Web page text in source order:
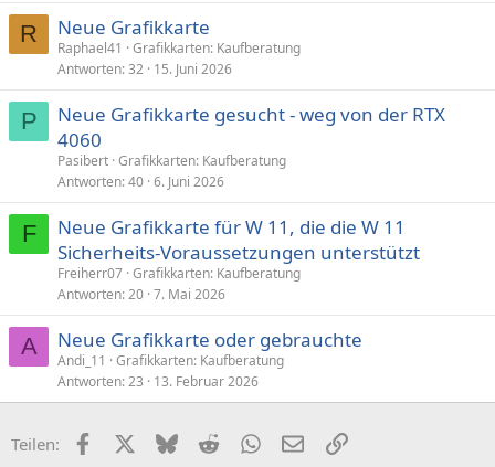
R Neue Grafikkarte
Raphael41
Grafikkarten: Kaufberatung
Antworten 32 15. Juni 2026
P
Neue Grafikkarte gesucht - weg von der RTX
4060
Pasibert Grafikkarten: Kaufberatung
Antworten 40 6. Juni 2026
F
Neue Grafikkarte für W 11, die die W 11
Sicherheits-Voraussetzungen unterstützt
Freiherr07 Grafikkarten: Kaufberatung
Antworten 20 7. Mai 2026
A Neue Grafikkarte oder gebrauchte
Andi_11
Grafikkarten: Kaufberatung
Antworten 23 13. Februar 2026
Teilen: FacebookX (Twitter)
BlueskyRedditWhatsApp
E-MailLink